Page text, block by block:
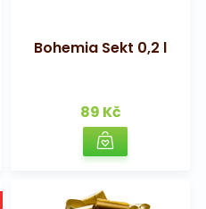
Bohemia Sekt 0,2 l
89 Kč